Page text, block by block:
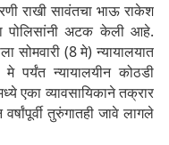
राखी सावंतचा भाऊ राकेश
पोलिसांनी अटक केली आहे.
सोमवारी (8 मे) न्यायालयात
पर्यंत न्यायालयीन कोठडी
एका व्यावसायिकाने तक्रार
तुरुंगातही जावे लागले